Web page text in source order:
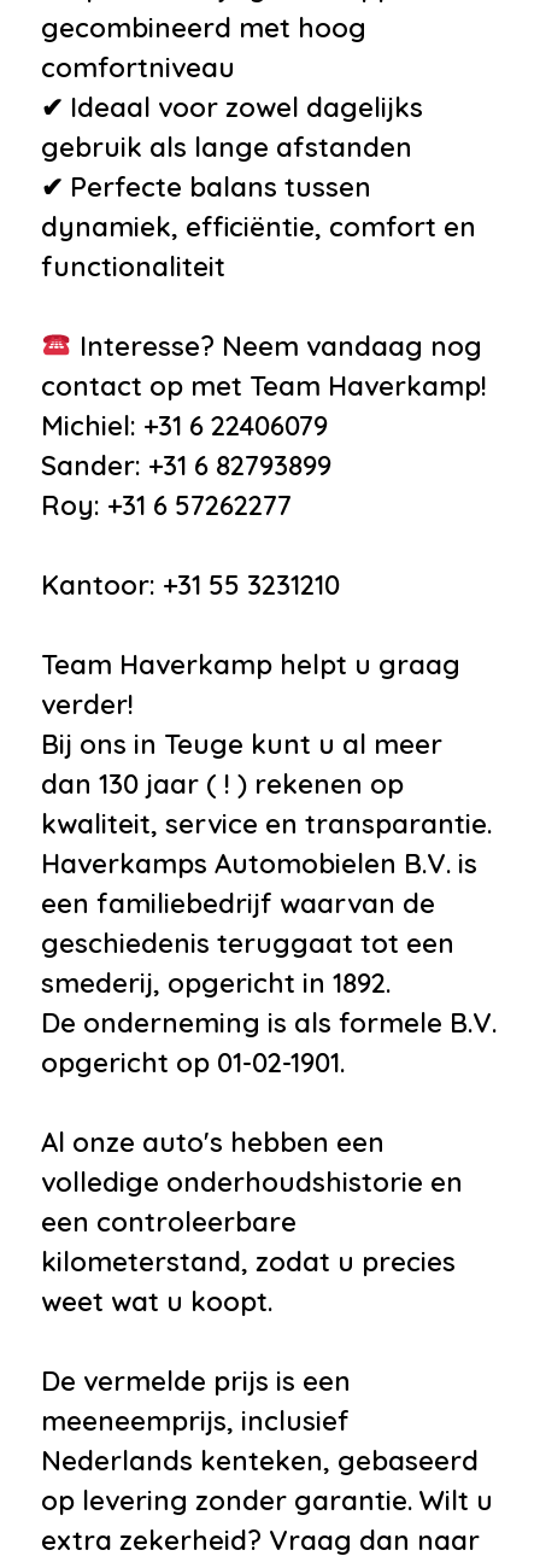
gecombineerd met hoog
comfortniveau
✔ Ideaal voor zowel dagelijks
gebruik als lange afstanden
✔ Perfecte balans tussen
dynamiek, efficiëntie, comfort en
functionaliteit
Interesse? Neem vandaag nog
contact op met Team Haverkamp!
Michiel: +31 6 22406079
Sander: +31 6 82793899
Roy: +31 6 57262277
Kantoor: +31 55 3231210
Team Haverkamp helpt u graag
verder!
Bij ons in Teuge kunt u al meer
dan 130 jaar ( ! ) rekenen op
kwaliteit, service en transparantie.
Haverkamps Automobielen B.V. is
een familiebedrijf waarvan de
geschiedenis teruggaat tot een
smederij, opgericht in 1892.
De onderneming is als formele B.V.
opgericht op 01-02-1901.
Al onze auto's hebben een
volledige onderhoudshistorie en
een controleerbare
kilometerstand, zodat u precies
weet wat u koopt.
De vermelde prijs is een
meeneemprijs, inclusief
Nederlands kenteken, gebaseerd
op levering zonder garantie. Wilt u
extra zekerheid? Vraag dan naar